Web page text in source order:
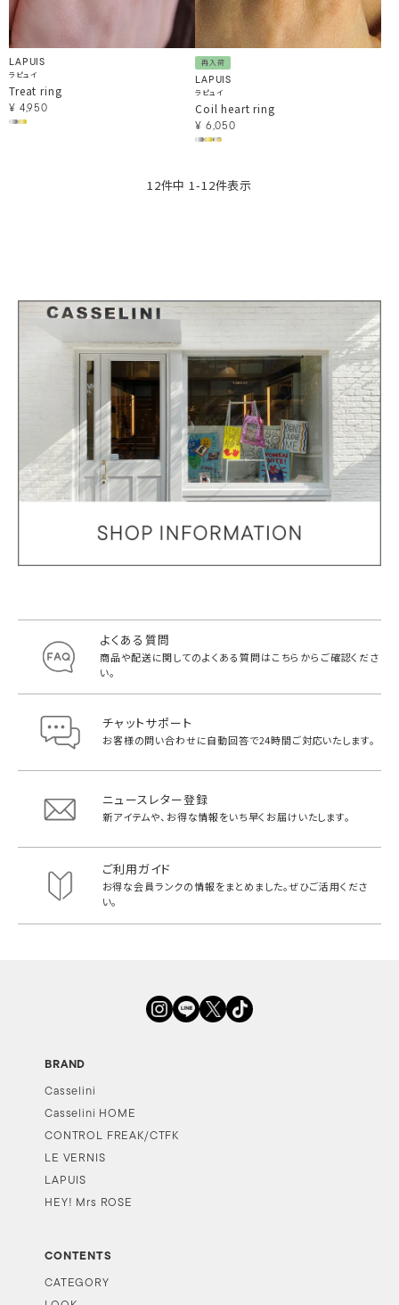
LAPUIS
ラピュイ
Treat ring
¥ 4,950
再入荷
LAPUIS
ラピュイ
Coil heart ring
¥ 6,050
12件中 1 -12件表示
よくある質問
商品や配送に関してのよくある質問はこちらからご確認くださ
い。
チャットサポート
お客様の問い合わせに自動回答で24時間ご対応いたします。
ニュースレター登録
新アイテムや、お得な情報をいち早く お届けいたします。
ご利用ガイド
お得な会員ランクの情報をまとめました。ぜひご活用くださ
い。
BRAND
Casselini
Casselini HOME
CONTROL FREAK/CTFK
LE VERNIS
LAPUIS
HEY! Mrs ROSE
CONTENTS
CATEGORY